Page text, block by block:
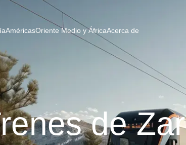
AméricasOriente Medio y ÁfricaAcerca de
de